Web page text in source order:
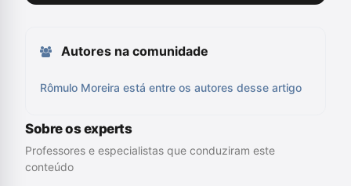
Autores na comunidade
Rômulo Moreira está entre os autores desse artigo
Sobre os experts
Professores e especialistas que conduziram este
conteúdo